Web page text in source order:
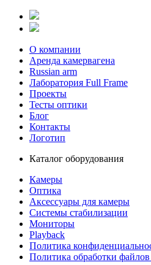
О компании
Аренда камервагена
Russian arm
Лаборатория Full Frame
Проекты
Тесты оптики
Блог
Контакты
Логотип
Каталог оборудования
Камеры
Оптика
Аксессуары для камеры
Системы стабилизации
Мониторы
Playback
Политика
Политика обработки